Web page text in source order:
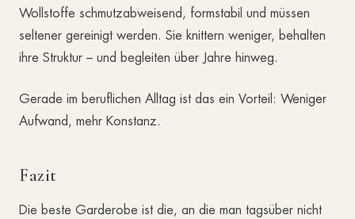
Wollstoffe schmutzabweisend, formstabil und müssen
seltener gereinigt werden. Sie knittern weniger, behalten
ihre Struktur – und begleiten über Jahre hinweg.
Gerade im beruflichen Alltag ist das ein Vorteil: Weniger
Aufwand, mehr Konstanz.
Fazit
Die beste Garderobe ist die, an die man tagsüber nicht